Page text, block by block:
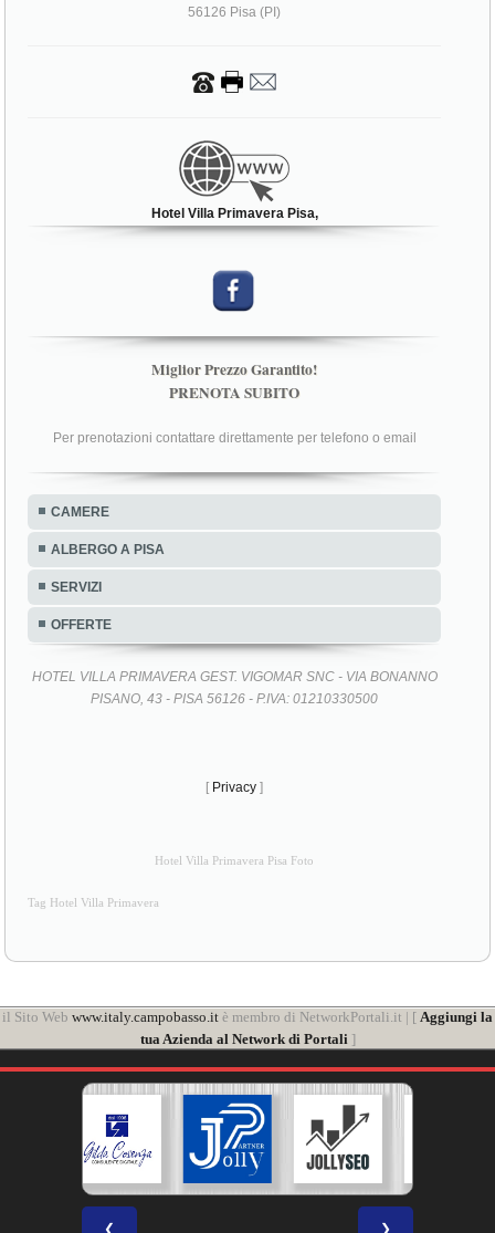
56126 Pisa (PI)
Hotel Villa Primavera Pisa,
Miglior Prezzo Garantito!
PRENOTA SUBITO
Per prenotazioni contattare direttamente per telefono o email
CAMERE
ALBERGO A PISA
SERVIZI
OFFERTE
HOTEL VILLA PRIMAVERA GEST. VIGOMAR SNC - VIA BONANNO
PISANO, 43 - PISA 56126 - P.IVA: 01210330500
[ Privacy ]
Hotel Villa Primavera Pisa Foto
Tag Hotel Villa Primavera
il Sito Web www.italy.campobasso.it è membro di NetworkPortali.it | [ Aggiungi la
tua Azienda al Network di Portali]
❮ ❯